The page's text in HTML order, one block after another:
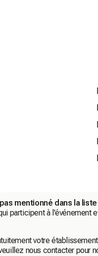
mentionné dans la
participent à
votre
nous contacter pour